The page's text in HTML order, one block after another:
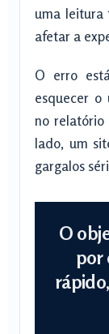
uma leitura
afetar a
O erro
esquecer o
no relatório
lado, um
gargalos
O
por